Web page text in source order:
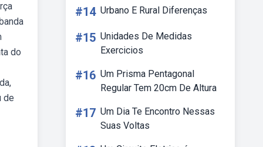
do
de
#14 Urbano E Rural Diferenças
#15 Unidades De Medidas
Exercicios
#16 Um Prisma Pentagonal
Regular Tem 20cm De Altura
#17 Um Dia Te Encontro Nessas
Suas Voltas